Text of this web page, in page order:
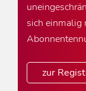
sich
zur